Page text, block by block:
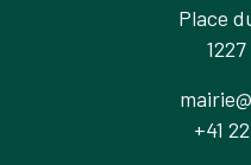
Place
+41